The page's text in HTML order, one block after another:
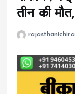
तीन की